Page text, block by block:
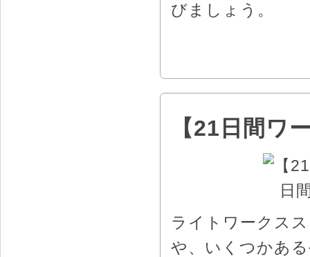
びましょう。
【21日間ワ
ライトワークス
や、いくつかあ